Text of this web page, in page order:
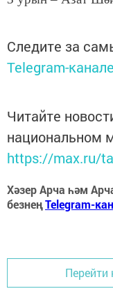
Следите за
Telegram-канале
Читайте
национальном
https://max.ru/
Хәзер Арча һәм
безнеңTelegram-
Перейти